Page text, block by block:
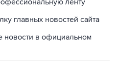
ленту
главных новостей сайта
новости в официальном